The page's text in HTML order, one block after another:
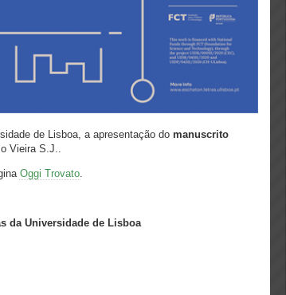
de Lisboa, a apresentação do manuscrito
Vieira S.J..
Oggi Trovato.
da Universidade de Lisboa